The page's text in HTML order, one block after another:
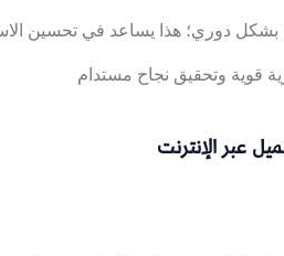
بشكل دوري؛ هذا يساعد في تحسين
عبر الإنترنت